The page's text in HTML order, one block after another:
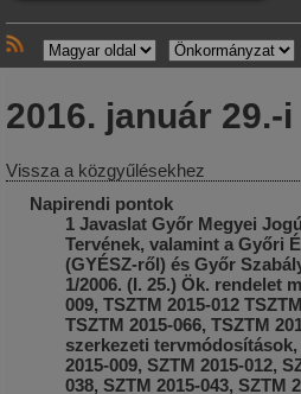
2016. január 29.-
Vissza a közgyűlésekhez
Napirendi pontok
1 Javaslat Győr Megyei
Tervének, valamint a Győri
(GYÉSZ-ről) és Győr
1/2006. (I. 25.) Ök. rendelet
009, TSZTM 2015-012
TSZTM 2015-066, TSZTM
szerkezeti tervmódosítások,
2015-009, SZTM 2015-012,
038, SZTM 2015-043, SZTM